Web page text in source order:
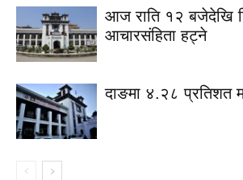
आज राति १२ बजेदेखि
आचारसंहिता हट्ने
दाङमा ४.२८ प्रतिशत